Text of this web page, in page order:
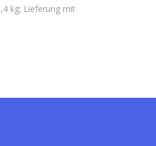
kg; Lieferung mit